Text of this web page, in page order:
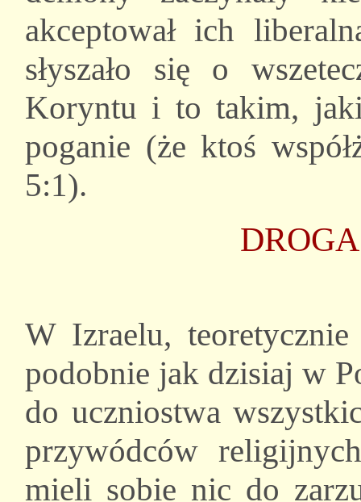
akceptował ich
słyszało się o
Koryntu i to takim,
poganie (że ktoś
5:1).
W Izraelu,
podobnie jak dzisiaj w
do uczniostwa
przywódców
mieli sobie nic do